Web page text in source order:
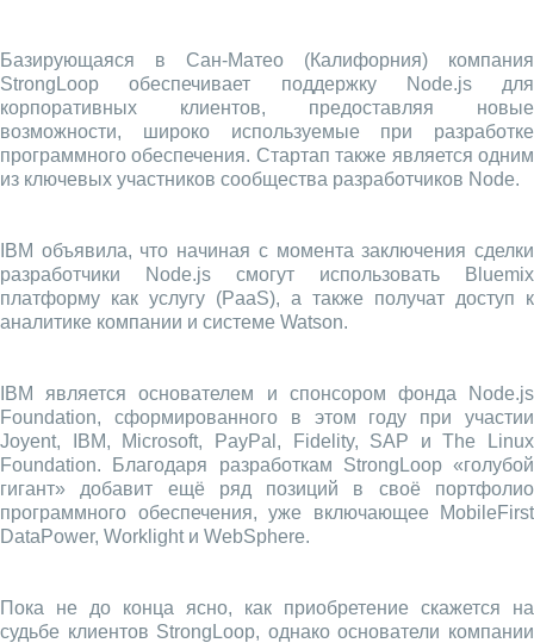
Базирующаяся в Сан-Матео (Калифорния) компания
StrongLoop обеспечивает поддержку Node.js для
корпоративных клиентов, предоставляя новые
возможности, широко используемые при разработке
программного обеспечения. Стартап также является одним
из ключевых участников сообщества разработчиков Node.
IBM объявила, что начиная с момента заключения сделки
разработчики Node.js смогут использовать Bluemix
платформу как услугу (PaaS), а также получат доступ к
аналитике компании и системе Watson.
IBM является основателем и спонсором фонда Node.js
Foundation, сформированного в этом году при участии
Joyent, IBM, Microsoft, PayPal, Fidelity, SAP и The Linux
Foundation. Благодаря разработкам StrongLoop «голубой
гигант» добавит ещё ряд позиций в своё портфолио
программного обеспечения, уже включающее MobileFirst
DataPower, Worklight и WebSphere.
Пока не до конца ясно, как приобретение скажется на
судьбе клиентов StrongLoop, однако основатели компании